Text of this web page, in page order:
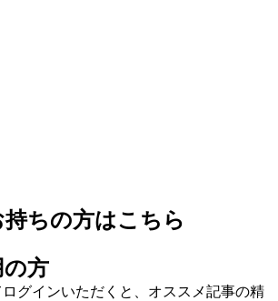
ちの方はこちら
方
グインいただくと、オススメ記事の精